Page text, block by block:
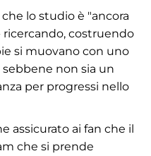
lo studio è "ancora
costruendo
si muovano con uno
non sia un
per progressi nello
assicurato ai fan che il
che si prende